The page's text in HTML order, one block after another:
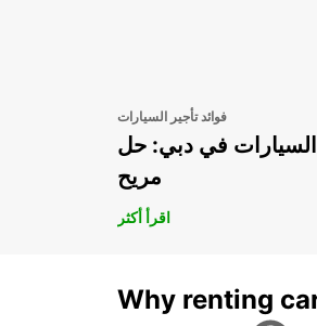
فوائد تأجير السيارات
السيارات في دبي: حل
مريح
اقرأ أكثر
Why renting